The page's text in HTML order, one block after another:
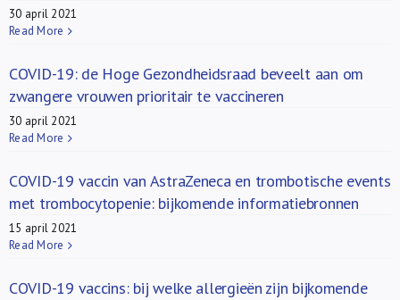
30 april 2021
Read More
COVID-19: de Hoge Gezondheidsraad beveelt aan om
zwangere vrouwen prioritair te vaccineren
30 april 2021
Read More
COVID-19 vaccin van AstraZeneca en trombotische events
met trombocytopenie: bijkomende informatiebronnen
15 april 2021
Read More
COVID-19 vaccins: bij welke allergieën zijn bijkomende